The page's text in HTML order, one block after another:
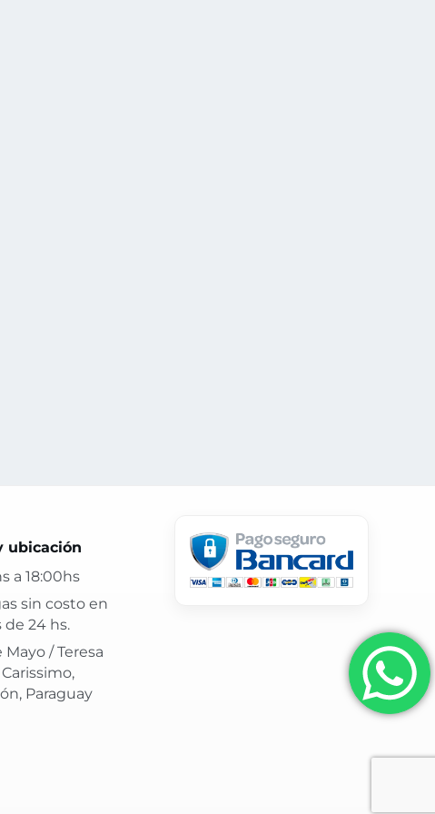
en 24 hs y atención confiable.
ubicación
a 18:00hs
sin costo en
de 24 hs.
Mayo / Teresa
Paraguay